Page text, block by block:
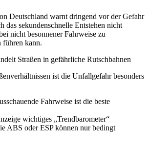
Deutschland warnt dringend vor der Gefahr
das sekundenschnelle Entstehen nicht
nicht besonnener Fahrweise zu
führen kann.
Straßen in gefährliche Rutschbahnen
ist die Unfallgefahr besonders
Fahrweise ist die beste
wichtiges „Trendbarometer“
ABS oder ESP können nur bedingt